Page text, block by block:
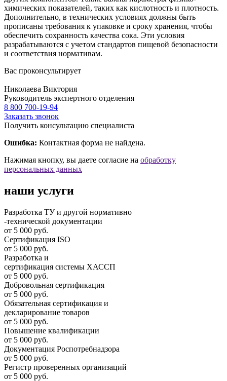
химических показателей, таких как кислотность и плотность.
Дополнительно, в технических условиях должны быть
прописаны требования к упаковке и сроку хранения, чтобы
обеспечить сохранность качества сока. Эти условия
разрабатываются с учетом стандартов пищевой безопасности
и соответствия нормативам.
Вас проконсультирует
Николаева Виктория
Руководитель экспертного отделения
8 800 700-19-94
Заказать звонок
Получить консультацию специалиста
Ошибка: Контактная форма не найдена.
Нажимая кнопку, вы даете согласие на обработку
персональных данных
наши услуги
Разработка ТУ и другой нормативно
-технической документации
от 5 000 руб.
Сертификация ISO
от 5 000 руб.
Разработка и
cертификация системы ХАССП
от 5 000 руб.
Добровольная сертификация
от 5 000 руб.
Обязательная сертификация и
декларирование товаров
от 5 000 руб.
Повышение квалификации
от 5 000 руб.
Документация Роспотребнадзора
от 5 000 руб.
Регистр проверенных организаций
от 5 000 руб.